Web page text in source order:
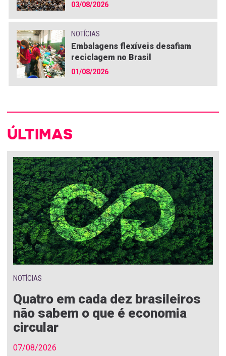
03/08/2026
NOTÍCIAS
Embalagens flexíveis desafiam
reciclagem no Brasil
01/08/2026
ÚLTIMAS
NOTÍCIAS
Quatro em cada dez brasileiros
não sabem o que é economia
circular
07/08/2026